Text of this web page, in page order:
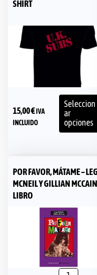
SHIRT
15,00€ IVA
INCLUIDO
Seleccion
ar
opciones
POR FAVOR, MÁTAME –
MCNEIL Y GILLIAN
LIBRO